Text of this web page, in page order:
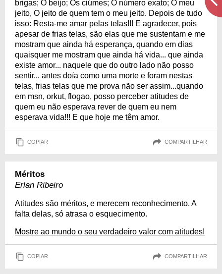
brigas; O beijo; Os ciúmes; O número exato; O meu
jeito, O jeito de quem tem o meu jeito. Depois de tudo
isso: Resta-me amar pelas telas!!! E agradecer, pois
apesar de frias telas, são elas que me sustentam e me
mostram que ainda há esperança, quando em dias
quaisquer me mostram que ainda há vida... que ainda
existe amor... naquele que do outro lado não posso
sentir... antes doía como uma morte e foram nestas
telas, frias telas que me prova não ser assim...quando
em msn, orkut, flogao, posso perceber atitudes de
quem eu não esperava rever de quem eu nem
esperava vida!!! E que hoje me têm amor.
COPIAR COMPARTILHAR
Méritos
Erlan Ribeiro
Atitudes são méritos, e merecem reconhecimento. A
falta delas, só atrasa o esquecimento.
Mostre ao mundo o seu verdadeiro valor com atitudes!
COPIAR COMPARTILHAR